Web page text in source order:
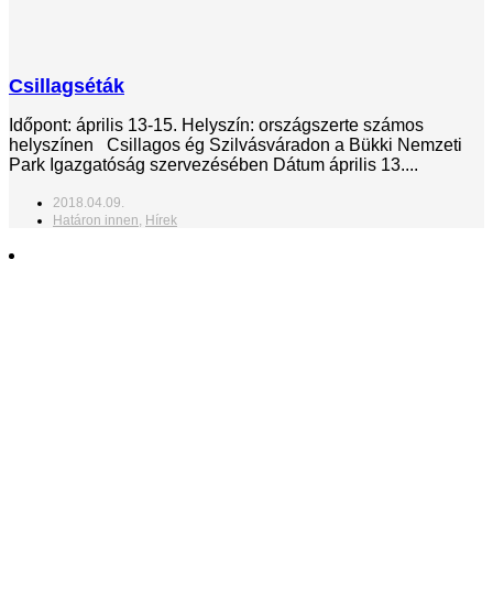
Csillagséták
Időpont: április 13-15. Helyszín: országszerte számos
helyszínen Csillagos ég Szilvásváradon a Bükki Nemzeti
Park Igazgatóság szervezésében Dátum április 13....
2018.04.09.
Határon innen, Hírek